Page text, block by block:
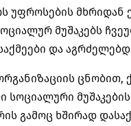
უფროსების მხრიდან
მუშაკებს
და
ცნობით,
სოციალური
გამოც ხშირად